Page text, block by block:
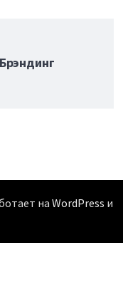
наWordPress и